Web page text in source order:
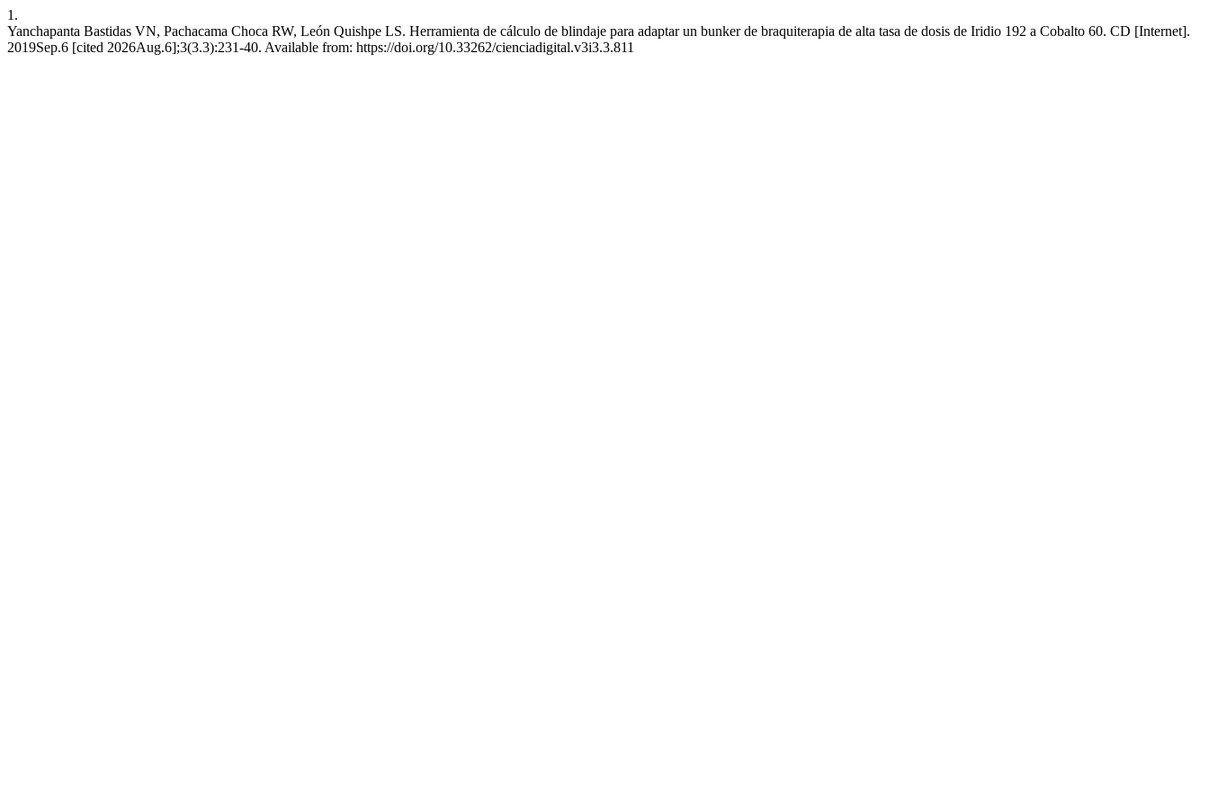
1.
Yanchapanta Bastidas VN, Pachacama Choca RW, León Quishpe LS. Herramienta de cálculo de blindaje para adaptar un bunker de braquiterapia de alta tasa de dosis de Iridio 192 a Cobalto 60. CD [Internet].
2019Sep.6 [cited 2026Aug.6];3(3.3):231-40. Available from: https://doi.org/10.33262/cienciadigital.v3i3.3.811